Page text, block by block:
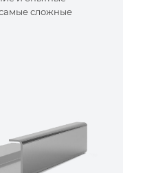
сложные